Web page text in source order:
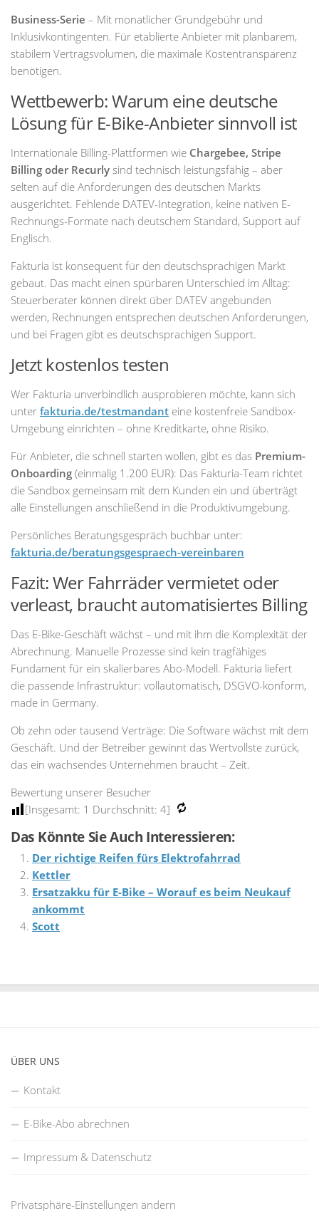
Business-Serie – Mit monatlicher Grundgebühr und
Inklusivkontingenten. Für etablierte Anbieter mit planbarem,
stabilem Vertragsvolumen, die maximale Kostentransparenz
benötigen.
Wettbewerb: Warum eine deutsche
Lösung für E-Bike-Anbieter sinnvoll ist
Internationale Billing-Plattformen wie Chargebee, Stripe
Billing oder Recurly sind technisch leistungsfähig – aber
selten auf die Anforderungen des deutschen Markts
ausgerichtet. Fehlende DATEV-Integration, keine nativen E-
Rechnungs-Formate nach deutschem Standard, Support auf
Englisch.
Fakturia ist konsequent für den deutschsprachigen Markt
gebaut. Das macht einen spürbaren Unterschied im Alltag:
Steuerberater können direkt über DATEV angebunden
werden, Rechnungen entsprechen deutschen Anforderungen,
und bei Fragen gibt es deutschsprachigen Support.
Jetzt kostenlos testen
Wer Fakturia unverbindlich ausprobieren möchte, kann sich
unter fakturia.de/testmandant eine kostenfreie Sandbox-
Umgebung einrichten – ohne Kreditkarte, ohne Risiko.
Für Anbieter, die schnell starten wollen, gibt es das Premium-
Onboarding (einmalig 1.200 EUR): Das Fakturia-Team richtet
die Sandbox gemeinsam mit dem Kunden ein und überträgt
alle Einstellungen anschließend in die Produktivumgebung.
Persönliches Beratungsgespräch buchbar unter:
fakturia.de/beratungsgespraech-vereinbaren
Fazit: Wer Fahrräder vermietet oder
verleast, braucht automatisiertes Billing
Das E-Bike-Geschäft wächst – und mit ihm die Komplexität der
Abrechnung. Manuelle Prozesse sind kein tragfähiges
Fundament für ein skalierbares Abo-Modell. Fakturia liefert
die passende Infrastruktur: vollautomatisch, DSGVO-konform,
made in Germany.
Ob zehn oder tausend Verträge: Die Software wächst mit dem
Geschäft. Und der Betreiber gewinnt das Wertvollste zurück,
das ein wachsendes Unternehmen braucht – Zeit.
Bewertung unserer Besucher
[Insgesamt: 1 Durchschnitt: 4]
Das Könnte Sie Auch Interessieren:
Der richtige Reifen fürs Elektrofahrrad
Kettler
Ersatzakku für E-Bike – Worauf es beim Neukauf
ankommt
Scott
ÜBER UNS
Kontakt
E-Bike-Abo abrechnen
Impressum & Datenschutz
Privatsphäre-Einstellungen ändern